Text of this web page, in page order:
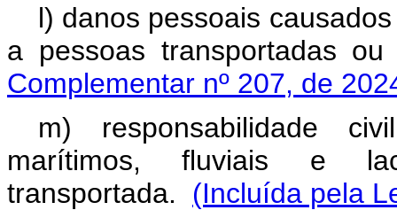
l) danos pessoais
a pessoas
Complementar nº 207, de
m) responsabilidade
marítimos, fluviais e
transportada. (Incluída pela